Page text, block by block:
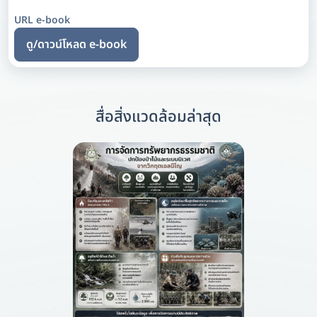
URL e-book
ดู/ดาวน์โหลด e-book
สื่อสิ่งแวดล้อมล่าสุด